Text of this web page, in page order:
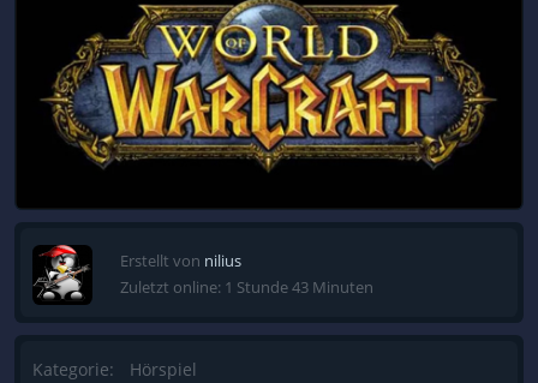
Erstellt von nilius
Zuletzt online: 1 Stunde 43 Minuten
Kategorie: Hörspiel